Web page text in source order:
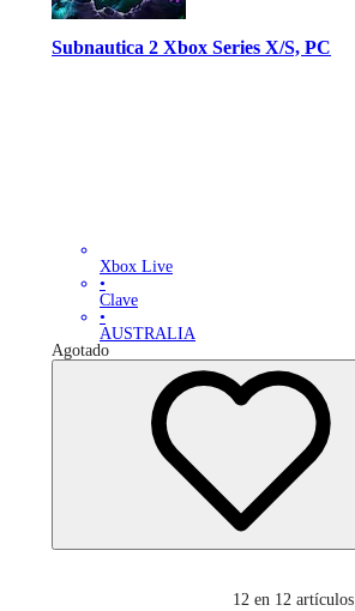
Subnautica 2 Xbox Series X/S, PC
Xbox Live
•
Clave
•
AUSTRALIA
Agotado
12 en 12 artículos